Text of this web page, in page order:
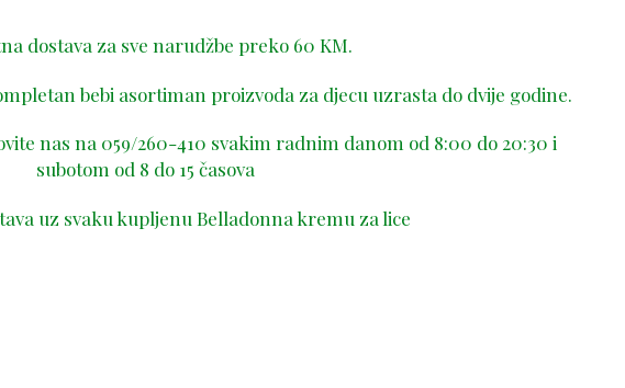
dostava za sve narudžbe preko 60 KM.
bebi asortiman proizvoda za djecu uzrasta do dvije godine.
nas na 059/260-410 svakim radnim danom od 8:00 do 20:30 i
subotom od 8 do 15 časova
uz svaku kupljenu Belladonna kremu za lice